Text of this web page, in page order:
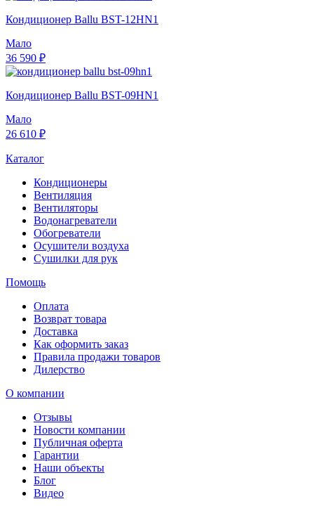
Кондиционер Ballu BST-12HN1
Мало
36 590 ₽
Кондиционер Ballu BST-09HN1
Мало
26 610 ₽
Каталог
Кондиционеры
Вентиляция
Вентиляторы
Водонагреватели
Обогреватели
Осушители воздуха
Сушилки для рук
Помощь
Оплата
Возврат товара
Доставка
Как оформить заказ
Правила продажи товаров
Дилерство
О компании
Отзывы
Новости компании
Публичная оферта
Гарантии
Наши объекты
Блог
Видео